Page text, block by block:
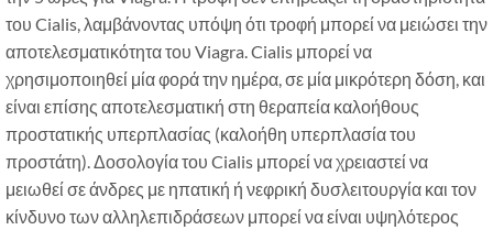
του Cialis, λαμβάνοντας υπόψη ότι τροφή μπορεί να μειώσει την
αποτελεσματικότητα του Viagra. Cialis μπορεί να
χρησιμοποιηθεί μία φορά την ημέρα, σε μία μικρότερη δόση, και
είναι επίσης αποτελεσματική στη θεραπεία καλοήθους
προστατικής υπερπλασίας (καλοήθη υπερπλασία του
προστάτη). Δοσολογία του Cialis μπορεί να χρειαστεί να
μειωθεί σε άνδρες με ηπατική ή νεφρική δυσλειτουργία και τον
κίνδυνο των αλληλεπιδράσεων μπορεί να είναι υψηλότερος